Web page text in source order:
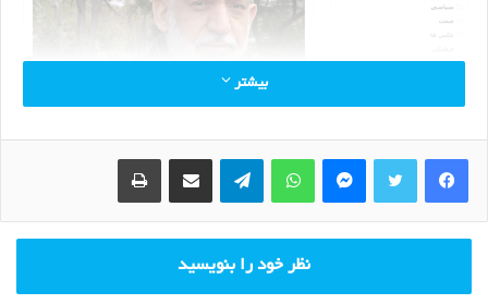
بزودی کنفرانس سوم بن در آلمان برگزار میگردد
بر اساس اطلاعات رسیده به خبرگزاری پیشگو، در هفته های آینده یک تعداد
از سیاسیون پیشین در آلمان جمع میشوند تا یک حکومت همه شمول را
گرچند این کنفرانس سرنوشت ساز برای مردم افغانستان نخواهد بود یک
بیشتر
Messenger
WhatsApp
Telegram
Share via Email
Print
نظر خود را بنویسید